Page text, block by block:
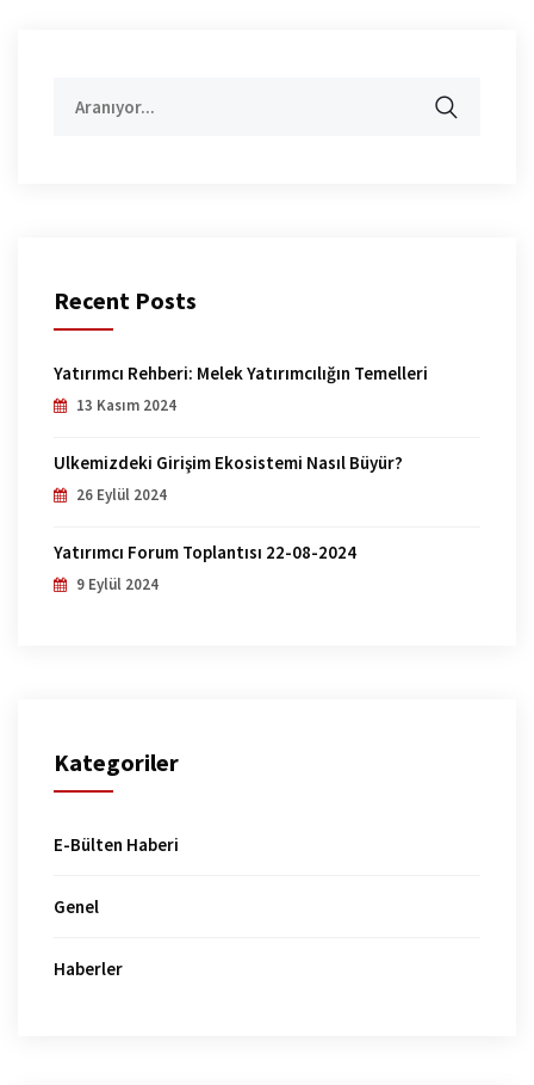
Recent Posts
Yatırımcı Rehberi: Melek Yatırımcılığın Temelleri
13 Kasım 2024
Ülkemizdeki Girişim Ekosistemi Nasıl Büyür?
26 Eylül 2024
Yatırımcı Forum Toplantısı 22-08-2024
9 Eylül 2024
Kategoriler
E-Bülten Haberi
Genel
Haberler